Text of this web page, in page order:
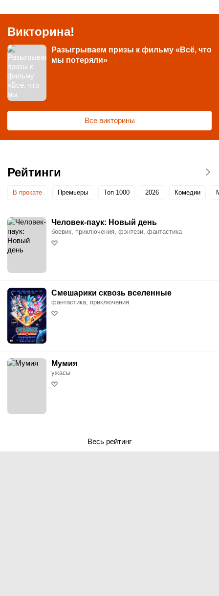
Викторина!
Разыгрываем призы к фильму «Всё, что
мы потеряли»
Все викторины
Рейтинги
В прокате Премьеры Топ 1000 2026 Комедии
Человек-паук: Новый день
боевик, приключения, фэнтези, фантастика
Смешарики сквозь вселенные
фантастика, приключения
Мумия
ужасы
Весь рейтинг